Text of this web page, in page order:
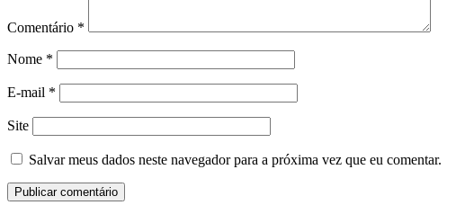
Comentário *
Nome *
E-mail *
Site
Salvar meus dados neste navegador para a próxima vez que eu comentar.